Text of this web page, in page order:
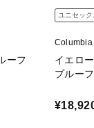
ーフ
ユニセック
Columbia
イエロ
プルーフ